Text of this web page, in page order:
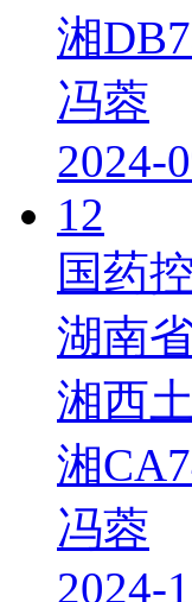
湘
冯蓉
2024-
12
国药
湖南
湘西
湘
冯蓉
2024-